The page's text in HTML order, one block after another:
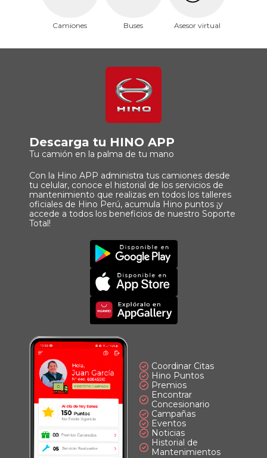
Camiones Buses Asesor virtual
Descarga tu HINO APP
Tu camión en la palma de tu mano
Con la Hino APP administra tus camiones desde
tu celular, conoce el historial de los servicios de
mantenimiento que realizas en todos los talleres
oficiales de Hino Perú, acumula Hino puntos ¡y
accede a todos los beneficios de nuestro Soporte
Total!
Imagen
Principal
Imagen
Principal
Imagen
Principal
Coordinar Citas
Hino Puntos
Premios
Encontrar
Concesionario
Campañas
Eventos
Noticias
Historial de
Mantenimientos